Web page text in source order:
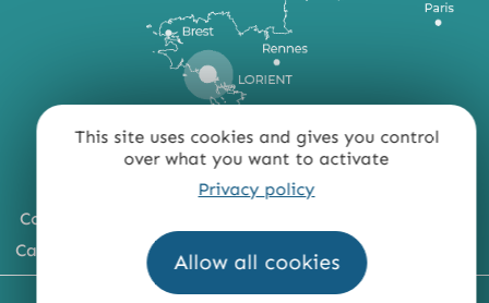
This site uses cookies and gives you control
over what you want to activate
Privacy policy
Allow all cookies
Comment venir ?
Carte du territoire